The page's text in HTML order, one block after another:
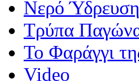
Νερό Ύδρευση
Τρύπα
Το Φαράγγι
Video